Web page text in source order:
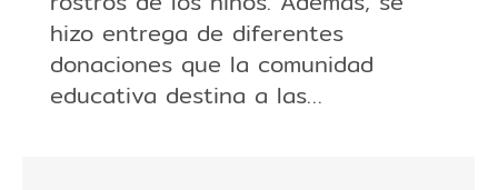
hizo entrega de diferentes
donaciones que la comunidad
educativa destina a las…